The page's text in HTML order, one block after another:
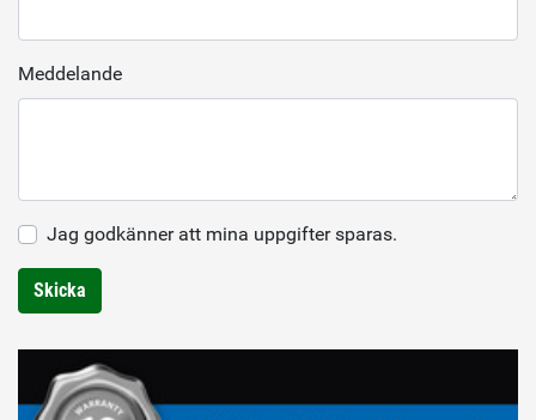
Meddelande
Jag godkänner att mina uppgifter sparas.
Skicka